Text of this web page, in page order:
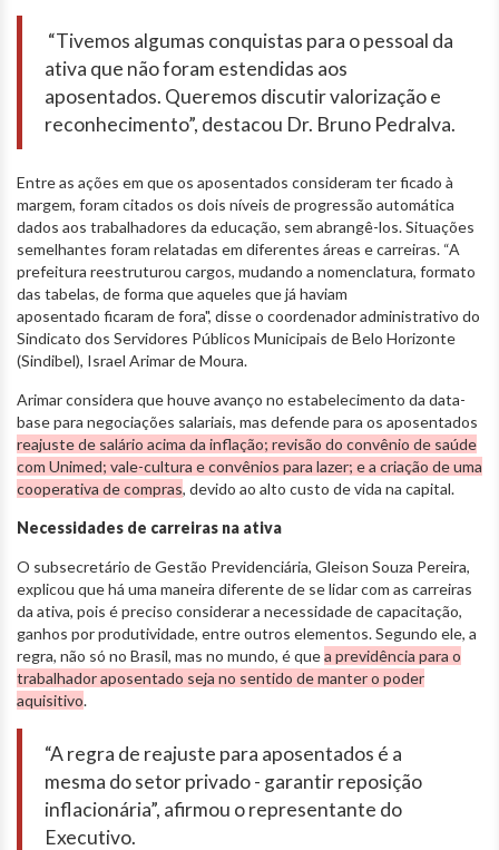
“Tivemos algumas conquistas para o pessoal da
ativa que não foram estendidas aos
aposentados. Queremos discutir valorização e
reconhecimento”, destacou Dr. Bruno Pedralva.
Entre as ações em que os aposentados consideram ter ficado à
margem, foram citados os dois níveis de progressão automática
dados aos trabalhadores da educação, sem abrangê-los. Situações
semelhantes foram relatadas em diferentes áreas e carreiras. “A
prefeitura reestruturou cargos, mudando a nomenclatura, formato
das tabelas, de forma que aqueles que já haviam
aposentado ficaram de fora", disse o coordenador administrativo do
Sindicato dos Servidores Públicos Municipais de Belo Horizonte
(Sindibel), Israel Arimar de Moura.
Arimar considera que houve avanço no estabelecimento da data-
base para negociações salariais, mas defende para os aposentados
reajuste de salário acima da inflação; revisão do convênio de saúde
com Unimed; vale-cultura e convênios para lazer; e a criação de uma
cooperativa de compras, devido ao alto custo de vida na capital.
Necessidades de carreiras na ativa
O subsecretário de Gestão Previdenciária, Gleison Souza Pereira,
explicou que há uma maneira diferente de se lidar com as carreiras
da ativa, pois é preciso considerar a necessidade de capacitação,
ganhos por produtividade, entre outros elementos. Segundo ele, a
regra, não só no Brasil, mas no mundo, é quea previdência para o
trabalhador aposentado seja no sentido de manter o poder
aquisitivo.
“A regra de reajuste para aposentados é a
mesma do setor privado - garantir reposição
inflacionária”, afirmou o representante do
Executivo.